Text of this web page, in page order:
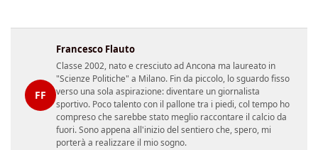
FF
Francesco Flauto
Classe 2002, nato e cresciuto ad Ancona ma laureato in
"Scienze Politiche" a Milano. Fin da piccolo, lo sguardo fisso
verso una sola aspirazione: diventare un giornalista
sportivo. Poco talento con il pallone tra i piedi, col tempo ho
compreso che sarebbe stato meglio raccontare il calcio da
fuori. Sono appena all'inizio del sentiero che, spero, mi
porterà a realizzare il mio sogno.